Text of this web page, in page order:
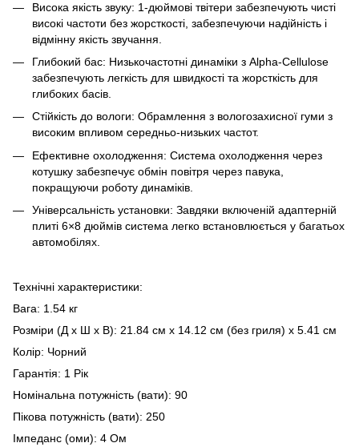
Висока якість звуку: 1-дюймові твітери забезпечують чисті
високі частоти без жорсткості, забезпечуючи надійність і
відмінну якість звучання.
Глибокий бас: Низькочастотні динаміки з Alpha-Cellulose
забезпечують легкість для швидкості та жорсткість для
глибоких басів.
Стійкість до вологи: Обрамлення з вологозахисної гуми з
високим впливом середньо-низьких частот.
Ефективне охолодження: Система охолодження через
котушку забезпечує обмін повітря через павука,
покращуючи роботу динаміків.
Універсальність установки: Завдяки включеній адаптерній
плиті 6×8 дюймів система легко встановлюється у багатьох
автомобілях.
Технічні характеристики:
Вага: 1.54 кг
Розміри (Д x Ш x В): 21.84 см x 14.12 см (без гриля) x 5.41 см
Колір: Чорний
Гарантія: 1 Рік
Номінальна потужність (вати): 90
Пікова потужність (вати): 250
Імпеданс (оми): 4 Ом